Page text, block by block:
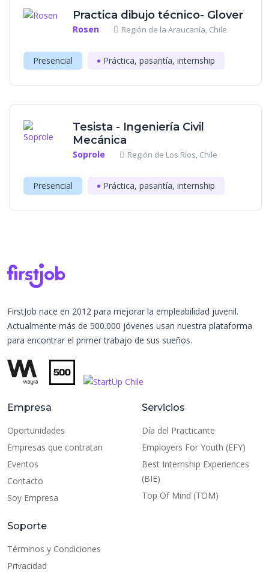
Practica dibujo técnico- Glover
Rosen Región de la Araucanía, Chile
Presencial Práctica, pasantía, internship
Tesista - Ingeniería Civil
Mecánica
Soprole Región de Los Ríos, Chile
Presencial Práctica, pasantía, internship
FirstJob nace en 2012 para mejorar la empleabilidad juvenil.
Actualmente más de 500.000 jóvenes usan nuestra plataforma
para encontrar el primer trabajo de sus sueños.
Empresa
Oportunidades
Empresas que contratan
Eventos
Contacto
Soy Empresa
Servicios
Día del Practicante
Employers For Youth (EFY)
Best Internship Experiences
(BIE)
Top Of Mind (TOM)
Soporte
Términos y Condiciones
Privacidad